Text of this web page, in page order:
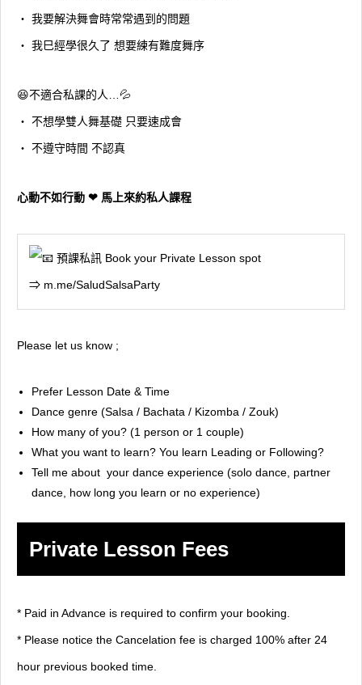
・ 我要解決舞會時常常遇到的問題
・ 我巳經學很久了 想要練有難度舞序
😆不適合私課的人…💦
・ 不想學雙人舞基礎 只要速成會
・ 不遵守時間 不認真
心動不如行動 ❤ 馬上來約私人課程
預課私訊 Book your Private Lesson spot
⇒ m.me/SaludSalsaParty
Please let us know ;
Prefer Lesson Date & Time
Dance genre (Salsa / Bachata / Kizomba / Zouk)
How many of you? (1 person or 1 couple)
What you want to learn? You learn Leading or Following?
Tell me about your dance experience (solo dance, partner
dance, how long you learn or no experience)
Private Lesson Fees
* Paid in Advance is required to confirm your booking.
* Please notice the Cancelation fee is charged 100% after 24
hour previous booked time.